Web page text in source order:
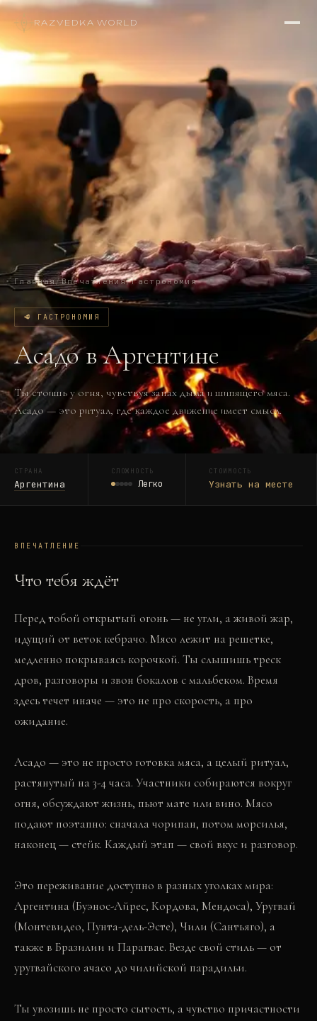
RAZVEDKA WORLD
Главная/Впечатления/Гастрономия
🥩 ГАСТРОНОМИЯ
Асадо в Аргентине
Ты стоишь у огня, чувствуя запах дыма и шипящего мяса.
Асадо — это ритуал, где каждое движение имеет смысл.
СТРАНА
Аргентина
СЛОЖНОСТЬ
Легко
СТОИМОСТЬ
Узнать на месте
ВПЕЧАТЛЕНИЕ
Что тебя ждёт
Перед тобой открытый огонь — не угли, а живой жар,
идущий от веток кебрачо. Мясо лежит на решетке,
медленно покрываясь корочкой. Ты слышишь треск
дров, разговоры и звон бокалов с мальбеком. Время
здесь течет иначе — это не про скорость, а про
ожидание.
Асадо — это не просто готовка мяса, а целый ритуал,
растянутый на 3-4 часа. Участники собираются вокруг
огня, обсуждают жизнь, пьют мате или вино. Мясо
подают поэтапно: сначала чорипан, потом морсилья,
наконец — стейк. Каждый этап — свой вкус и разговор.
Это переживание доступно в разных уголках мира:
Аргентина (Буэнос-Айрес, Кордова, Мендоса), Уругвай
(Монтевидео, Пунта-дель-Эсте), Чили (Сантьяго), а
также в Бразилии и Парагвае. Везде свой стиль — от
уругвайского ачасо до чилийской парадильи.
Ты увозишь не просто сытость, а чувство причастности